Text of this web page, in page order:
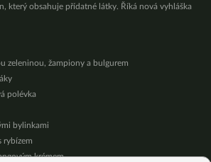
který obsahuje přídatné látky. Říká nová vyhláška
zeleninou, žampiony a bulgurem
polévka
bylinkami
rybízem
krémem